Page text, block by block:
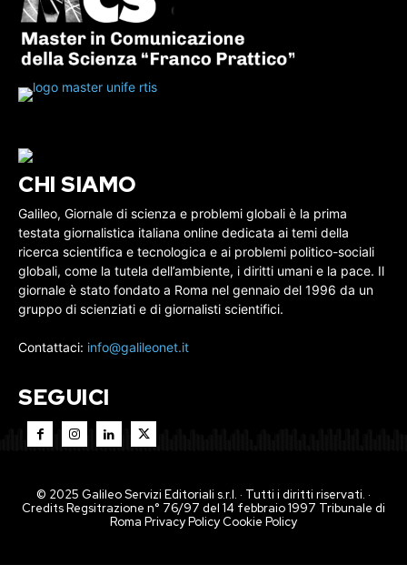
CHI SIAMO
Galileo, Giornale di scienza e problemi globali è la prima
testata giornalistica italiana online dedicata ai temi della
ricerca scientifica e tecnologica e ai problemi politico-sociali
globali, come la tutela dell’ambiente, i diritti umani e la pace. Il
giornale è stato fondato a Roma nel gennaio del 1996 da un
gruppo di scienziati e di giornalisti scientifici.
Contattaci: info@galileonet.it
SEGUICI
© 2025 Galileo Servizi Editoriali s.r.l. · Tutti i diritti riservati. ·
Credits Regsitrazione n° 76/97 del 14 febbraio 1997 Tribunale di
Roma Privacy PolicyCookie Policy